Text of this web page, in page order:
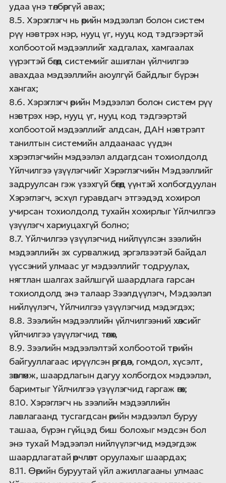
удаа үнэ төлбөргүй авах;
8.5. Хэрэглэгч нь өөрийн мэдээлэл болон систем
рүү нэвтрэх нэр, нууц үг, нууц код тэдгээртэй
холбоотой мэдээллийг хадгалах, хамгаалах
үүрэгтэй бөгөөд системийг ашиглан үйлчилгээ
авахдаа мэдээллийн аюулгүй байдлыг бүрэн
хангах;
8.6. Хэрэглэгч өөрийн Мэдээлэл болон систем рүү
нэвтрэх нэр, нууц үг, нууц код тэдгээртэй
холбоотой мэдээллийг алдсан, ДАН нэвтрэлт
танилтын системийн алдаанаас үүдэн
хэрэглэгчийн мэдээлэл алдагдсан тохиолдолд
Үйлчилгээ үзүүлэгчийг Хэрэглэгчийн Мэдээллийг
задруулсан гэж үзэхгүй бөгөөд үүнтэй холбогдуулан
Хэрэглэгч, эсхүл гуравдагч этгээдэд хохирол
учирсан тохиолдолд тухайн хохирлыг Үйлчилгээ
үзүүлэгч хариуцахгүй болно;
8.7. Үйлчилгээ үзүүлэгчид нийлүүлсэн зээлийн
мэдээллийн эх сурвалжид эргэлзээтэй байдал
үүссэний улмаас уг мэдээллийг тодруулах,
нягтлан шалгах зайлшгүй шаардлага гарсан
тохиолдолд энэ талаар Зээлдүүлэгч, Мэдээлэл
нийлүүлэгч, Үйлчилгээ үзүүлэгчид мэдэгдэх;
8.8. Зээлийн мэдээллийн үйлчилгээний хөлсийг
үйлчилгээ үзүүлэгчид төлөх,
8.9. Зээлийн мэдээлэлтэй холбоотой төрийн
байгууллагаас ирүүлсэн өргөдөл, гомдол, хүсэлт,
зөвлөмж, шаардлагын дагуу холбогдох мэдээлэл,
баримтыг Үйлчилгээ үзүүлэгчид гаргаж өгөх;
8.10. Хэрэглэгч нь зээлийн мэдээллийн
лавлагаанд тусгагдсан өөрийн мэдээлэл буруу
ташаа, бүрэн гүйцэд биш болохыг мэдсэн бол
энэ тухай Мэдээлэл нийлүүлэгчид мэдэгдэж
шаардлагатай өөрчлөлт оруулахыг шаардах;
8.11. Өөрийн буруутай үйл ажиллагааны улмаас